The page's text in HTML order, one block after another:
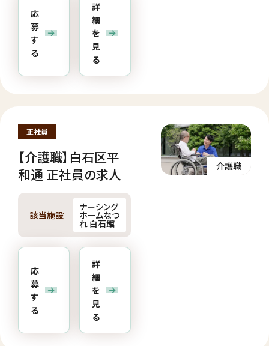
応
募
す
る
詳
細
を
見
る
正社員
【介護職】白石区平
和通 正社員の求人
該当施設
ナーシング
ホームなつ
れ 白石館
応
募
す
る
詳
細
を
見
る
介護職